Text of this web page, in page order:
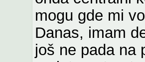
mogu gde mi
Danas, imam
još ne pada na